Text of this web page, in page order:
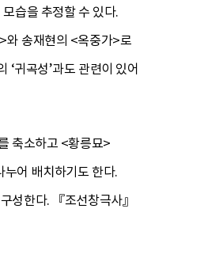
습을 추정할 수 있다.
와 송재현의 <옥중가>로
귀곡성’과도 관련이 있어
축소하고 <황릉묘>
어 배치하기도 한다.
성한다. 『조선창극사』